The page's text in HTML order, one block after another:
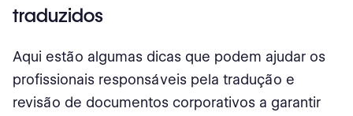
traduzidos
Aqui estão algumas dicas que podem ajudar os
profissionais responsáveis pela tradução e
revisão de documentos corporativos a garantir